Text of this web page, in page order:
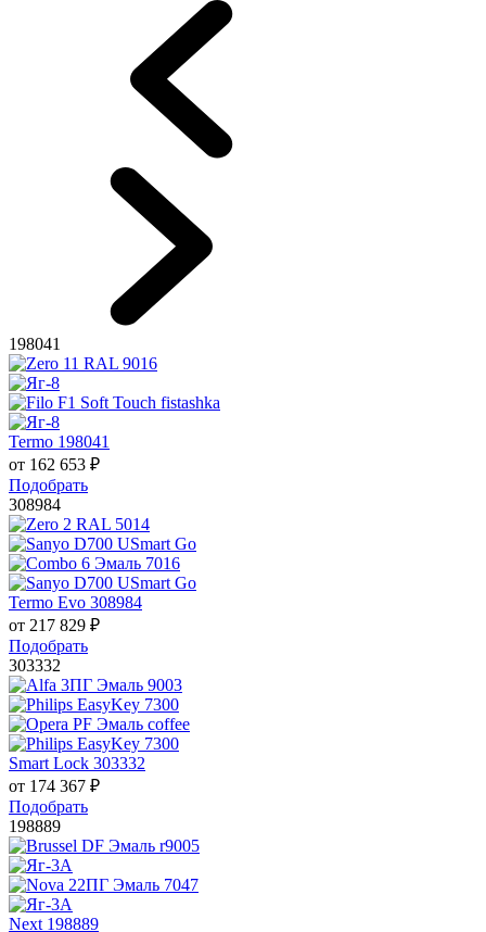
198041
Termo 198041
от 162 653 ₽
Подобрать
308984
Termo Evo 308984
от 217 829 ₽
Подобрать
303332
Smart Lock 303332
от 174 367 ₽
Подобрать
198889
Next 198889